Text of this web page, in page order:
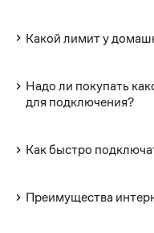
Какой лимит у
Надо ли покупать
для подключения?
Как быстро
Преимущества